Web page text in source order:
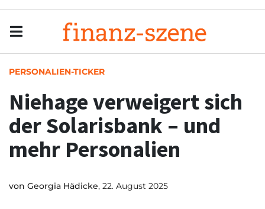
PERSONALIEN-TICKER
Niehage verweigert sich
der Solarisbank – und
mehr Personalien
von Georgia Hädicke, 22. August 2025